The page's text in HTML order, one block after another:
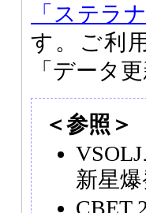
「ステラ
す。ご利
「データ
＜参照＞
新星
CBET